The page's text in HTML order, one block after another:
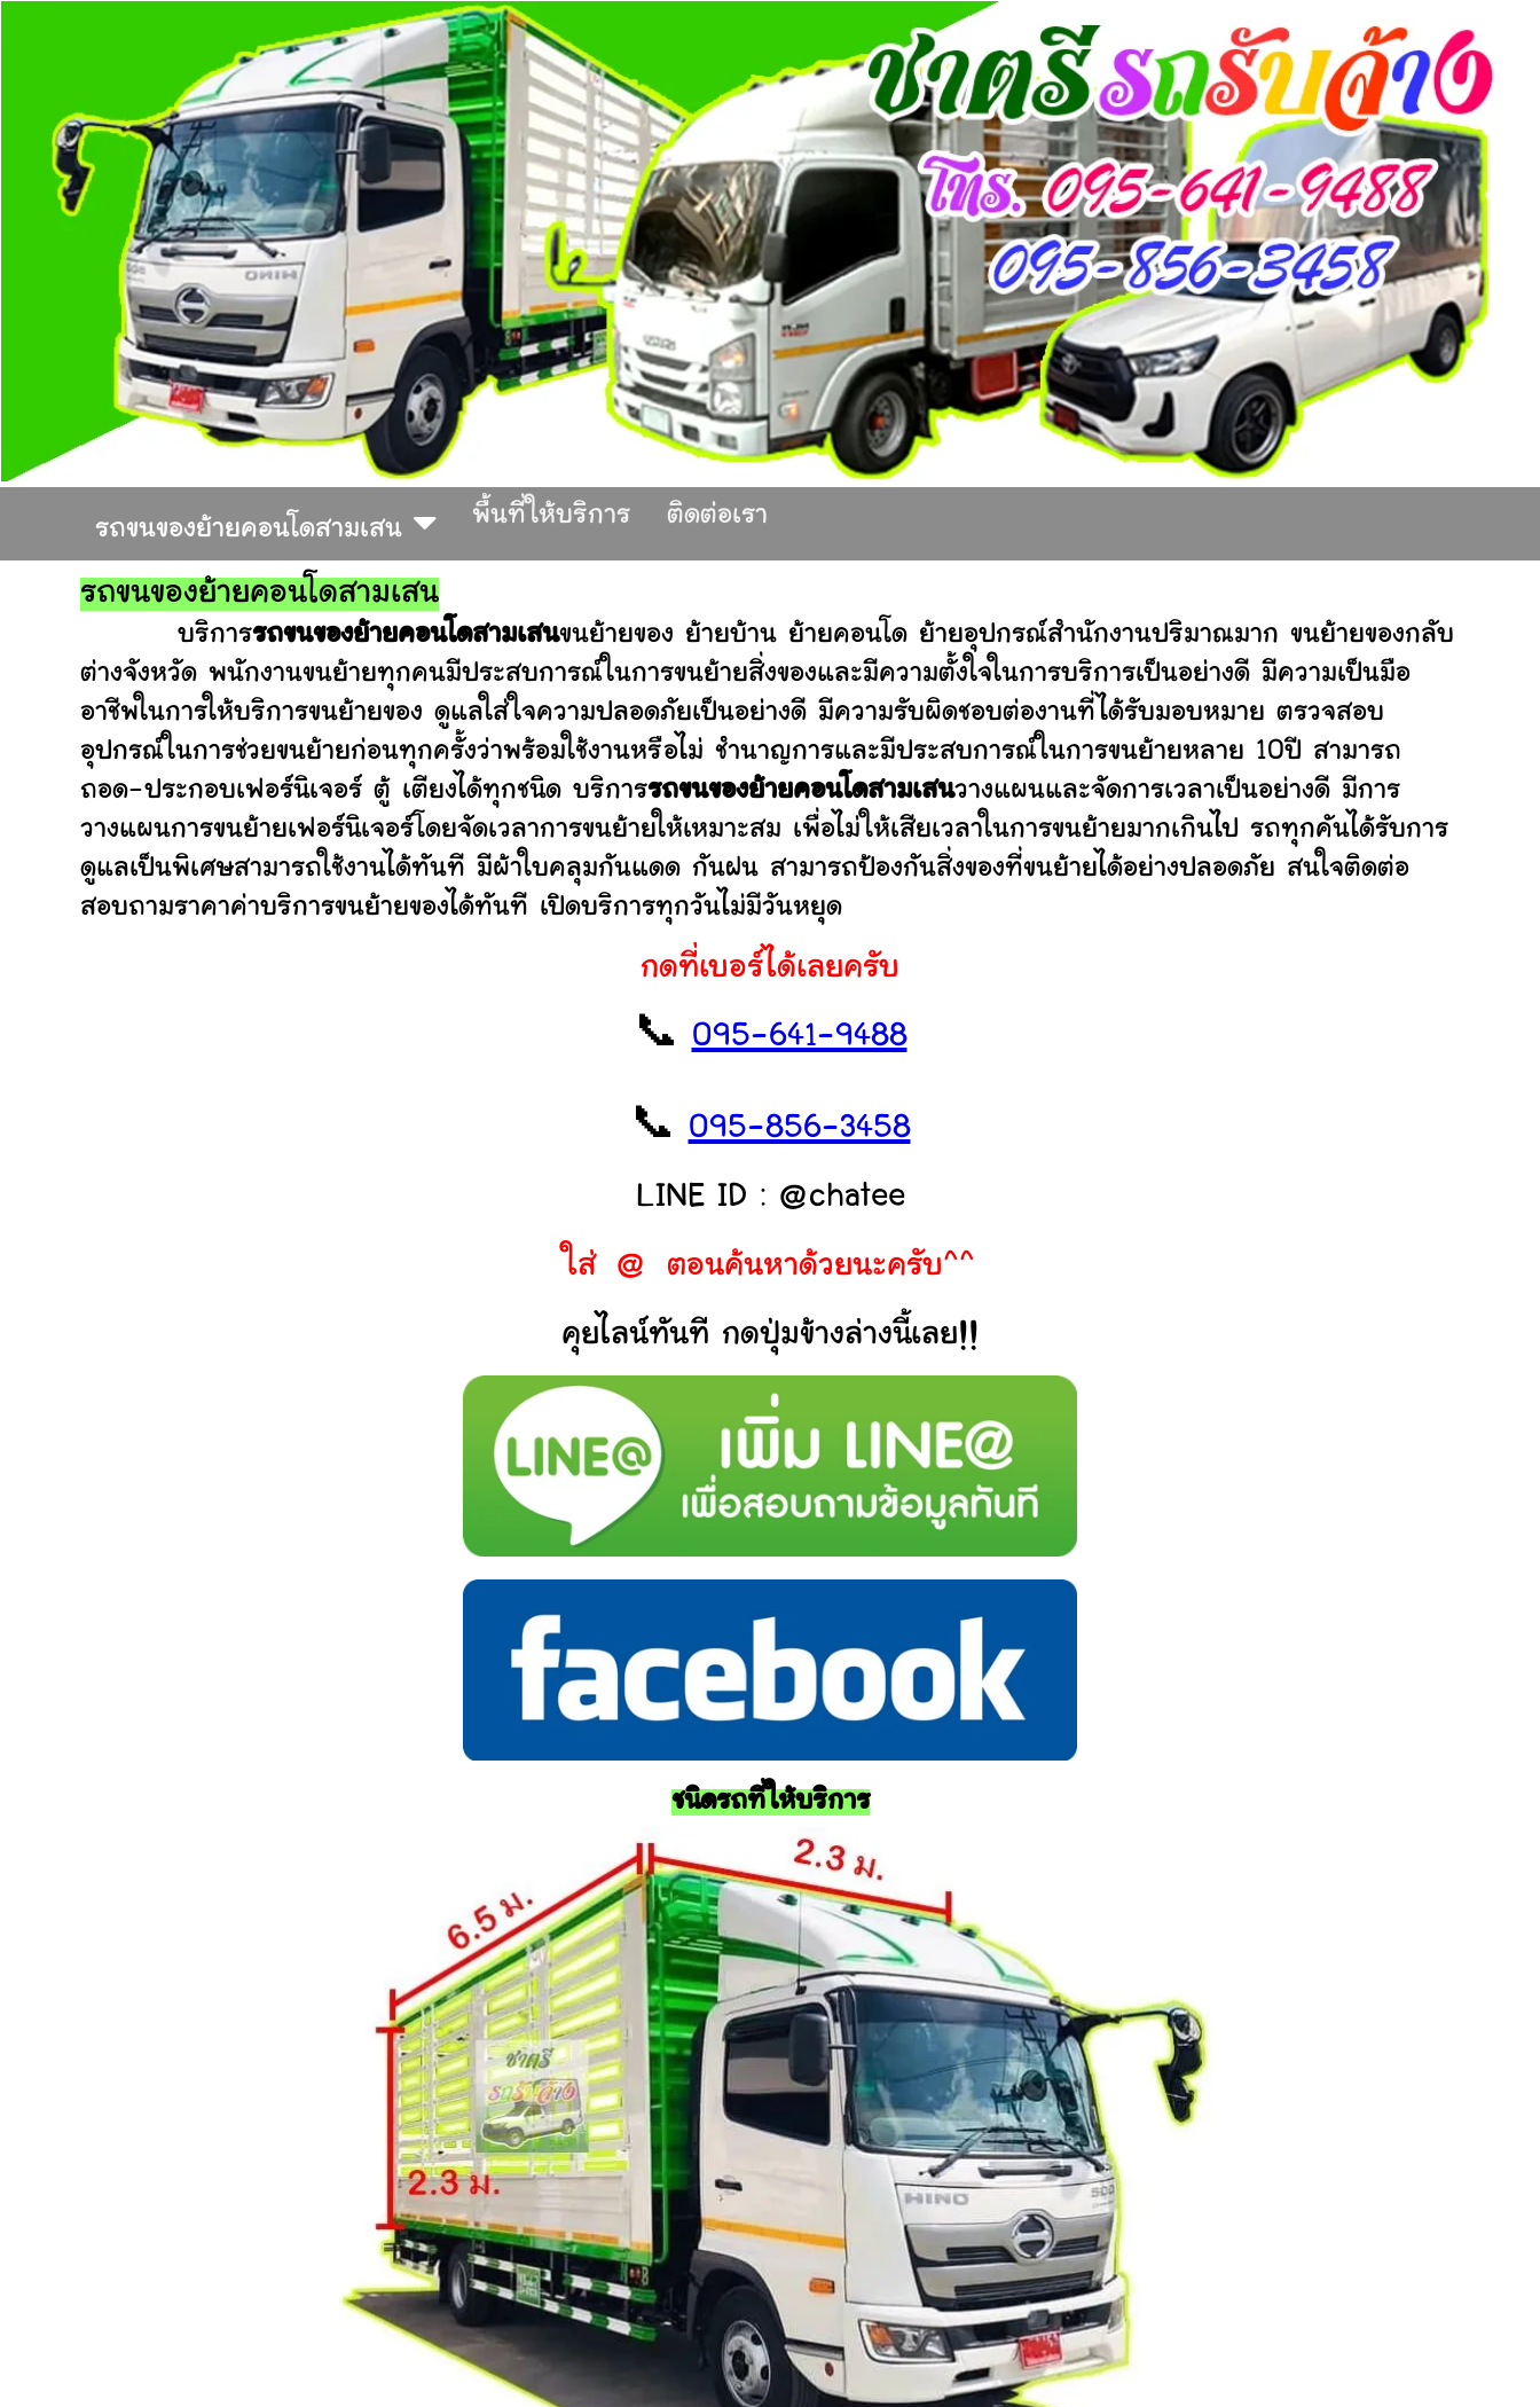
รถขนของย้ายคอนโดสามเสน
พื้นที่ให้บริการ ติดต่อเรา
รถขนของย้ายคอนโดสามเสน
บริการรถขนของย้ายคอนโดสามเสนขนย้ายของ ย้ายบ้าน ย้ายคอนโด ย้ายอุปกรณ์สำนักงานปริมาณมาก ขนย้ายของกลับ
ต่างจังหวัด พนักงานขนย้ายทุกคนมีประสบการณ์ในการขนย้ายสิ่งของและมีความตั้งใจในการบริการเป็นอย่างดี มีความเป็นมือ
อาชีพในการให้บริการขนย้ายของ ดูแลใส่ใจความปลอดภัยเป็นอย่างดี มีความรับผิดชอบต่องานที่ได้รับมอบหมาย ตรวจสอบ
อุปกรณ์ในการช่วยขนย้ายก่อนทุกครั้งว่าพร้อมใช้งานหรือไม่ ชำนาญการและมีประสบการณ์ในการขนย้ายหลาย 10ปี สามารถ
ถอด-ประกอบเฟอร์นิเจอร์ ตู้ เตียงได้ทุกชนิด บริการรถขนของย้ายคอนโดสามเสนวางแผนและจัดการเวลาเป็นอย่างดี มีการ
วางแผนการขนย้ายเฟอร์นิเจอร์โดยจัดเวลาการขนย้ายให้เหมาะสม เพื่อไม่ให้เสียเวลาในการขนย้ายมากเกินไป รถทุกคันได้รับการ
ดูแลเป็นพิเศษสามารถใช้งานได้ทันที มีผ้าใบคลุมกันแดด กันฝน สามารถป้องกันสิ่งของที่ขนย้ายได้อย่างปลอดภัย สนใจติดต่อ
สอบถามราคาค่าบริการขนย้ายของได้ทันที เปิดบริการทุกวันไม่มีวันหยุด
กดที่เบอร์ได้เลยครับ
📞 095-641-9488
📞 095-856-3458
LINE ID : @chatee
ใส่ @ ตอนค้นหาด้วยนะครับ^^
คุยไลน์ทันที กดปุ่มข้างล่างนี้เลย!!
ชนิดรถที่ให้บริการ